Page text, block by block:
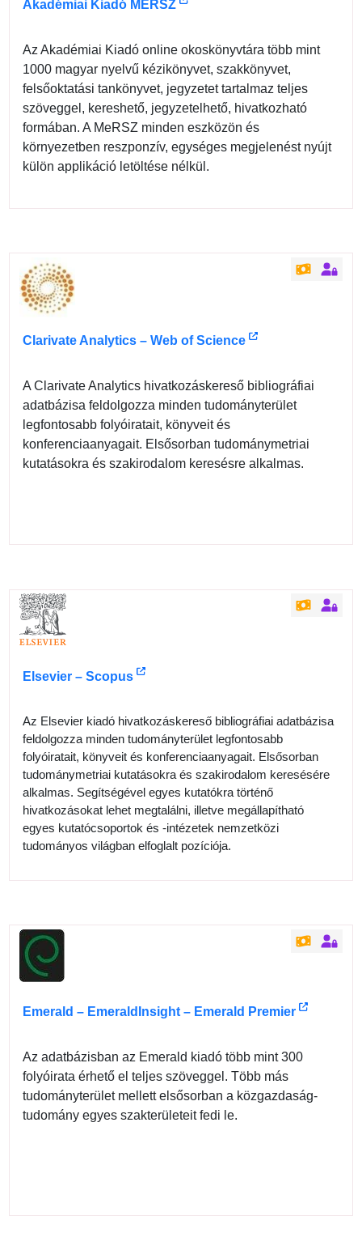
Akadémiai Kiadó MERSZ
Az Akadémiai Kiadó online okoskönyvtára több mint
1000 magyar nyelvű kézikönyvet, szakkönyvet,
felsőoktatási tankönyvet, jegyzetet tartalmaz teljes
szöveggel, kereshető, jegyzetelhető, hivatkozható
formában. A MeRSZ minden eszközön és
környezetben reszponzív, egységes megjelenést nyújt
külön applikáció letöltése nélkül.
Clarivate Analytics – Web of Science
A Clarivate Analytics hivatkozáskereső bibliográfiai
adatbázisa feldolgozza minden tudományterület
legfontosabb folyóiratait, könyveit és
konferenciaanyagait. Elsősorban tudománymetriai
kutatásokra és szakirodalom keresésre alkalmas.
Elsevier – Scopus
Az Elsevier kiadó hivatkozáskereső bibliográfiai adatbázisa
feldolgozza minden tudományterület legfontosabb
folyóiratait, könyveit és konferenciaanyagait. Elsősorban
tudománymetriai kutatásokra és szakirodalom keresésére
alkalmas. Segítségével egyes kutatókra történő
hivatkozásokat lehet megtalálni, illetve megállapítható
egyes kutatócsoportok és -intézetek nemzetközi
tudományos világban elfoglalt pozíciója.
Emerald – EmeraldInsight – Emerald Premier
Az adatbázisban az Emerald kiadó több mint 300
folyóirata érhető el teljes szöveggel. Több más
tudományterület mellett elsősorban a közgazdaság-
tudomány egyes szakterületeit fedi le.